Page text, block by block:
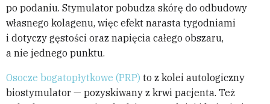
po podaniu. Stymulator pobudza skórę do odbudowy
własnego kolagenu, więc efekt narasta tygodniami
i dotyczy gęstości oraz napięcia całego obszaru,
a nie jednego punktu.
Osocze bogatopłytkowe (PRP) to z kolei autologiczny
biostymulator — pozyskiwany z krwi pacjenta. Też